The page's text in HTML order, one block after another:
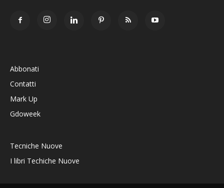
Abbonati
Contatti
Mark Up
Gdoweek
Tecniche Nuove
I libri Techiche Nuove